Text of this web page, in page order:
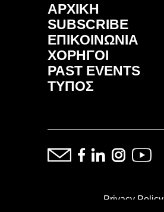
ΑΡΧΙΚΗ
SUBSCRIBE
ΕΠΙΚΟΙΝΩΝΙΑ
ΧΟΡΗΓΟΙ
PAST EVENTS
ΤΥΠΟΣ
Privacy Policy